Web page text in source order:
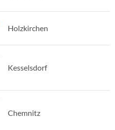
Holzkirchen
Kesselsdorf
Chemnitz